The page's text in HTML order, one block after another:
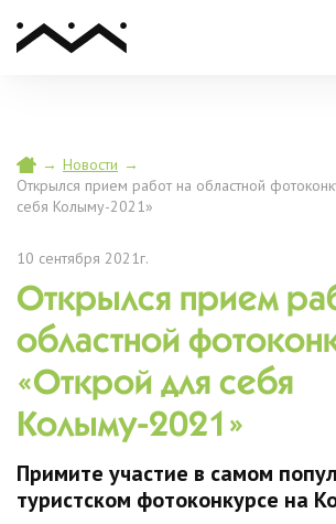
→ Новости →
Открылся прием работ на областной
себя Колыму-2021»
10 сентября 2021г.
Открылся прием
областной
«Открой для себя
Колыму-2021»
Примите участие в самом
туристском фотоконкурсе на